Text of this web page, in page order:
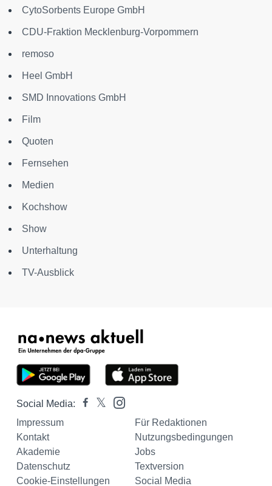
CytoSorbents Europe GmbH
CDU-Fraktion Mecklenburg-Vorpommern
remoso
Heel GmbH
SMD Innovations GmbH
Film
Quoten
Fernsehen
Medien
Kochshow
Show
Unterhaltung
TV-Ausblick
Social Media:
Impressum
Für Redaktionen
Kontakt
Nutzungsbedingungen
Akademie
Jobs
Datenschutz
Textversion
Cookie-Einstellungen
Social Media